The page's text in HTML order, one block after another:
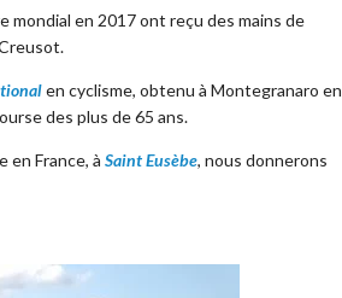
en 2017 ont reçu des mains de
en cyclisme, obtenu à Montegranaro en
des plus de 65 ans.
en France, à Saint Eusèbe, nous donnerons